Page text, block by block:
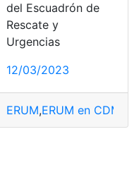
,Requisitos
del Escuadrón de
Rescate y
Urgencias
12/03/2023
ERUM,ERUM en CDMX